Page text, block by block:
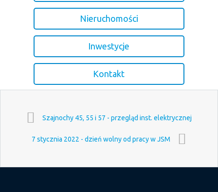
Nieruchomości
Inwestycje
Kontakt
Szajnochy 45, 55 i 57 - przegląd inst. elektrycznej
7 stycznia 2022 - dzień wolny od pracy w JSM